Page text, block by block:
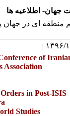
Annual
World
Patterns of
Faculty of